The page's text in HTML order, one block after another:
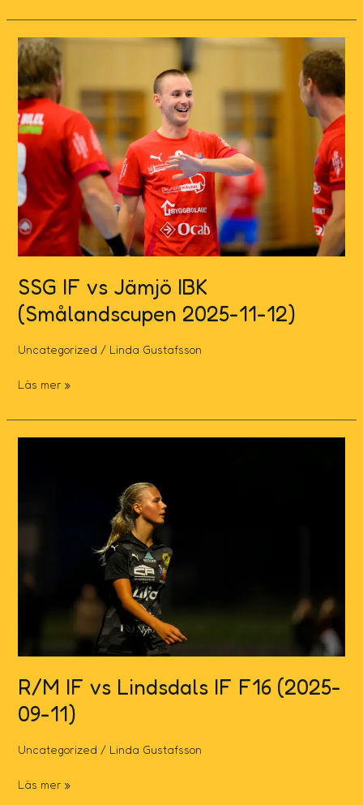
SSG IF vs Jämjö IBK
(Smålandscupen 2025-11-12)
Uncategorized / Linda Gustafsson
SSG
IF
vs
Jämjö
IBK
(Smålandscupen
2025-
11-
12)
Läs mer »
R/M IF vs Lindsdals IF F16 (2025-
09-11)
Uncategorized / Linda Gustafsson
09-
Läs mer »